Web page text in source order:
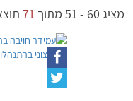
מציג 60
-
51 מתוך 71